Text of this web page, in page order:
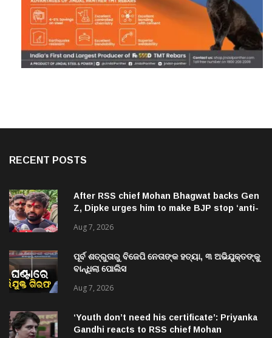
RECENT POSTS
After RSS chief Mohan Bhagwat backs Gen
Z, Dipke urges him to make BJP stop ‘anti-
Aug 7, 2026
ପୂର୍ବ ଶତ୍ରୁତାରୁ ବିଜେପି ନେତାଙ୍କ ହତ୍ୟା, ୩ ଅଭିଯୁକ୍ତଙ୍କୁ
ବାନ୍ଧିଲା ପୋଲିସ
Aug 7, 2026
‘Youth don’t need his certificate’: Priyanka
Gandhi reacts to RSS chief Mohan